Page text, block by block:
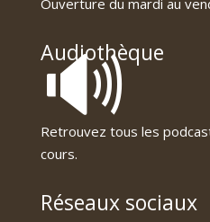
Ouverture du mardi au
Audiothèque
🔊
Retrouvez tous les
cours.
Réseaux sociaux